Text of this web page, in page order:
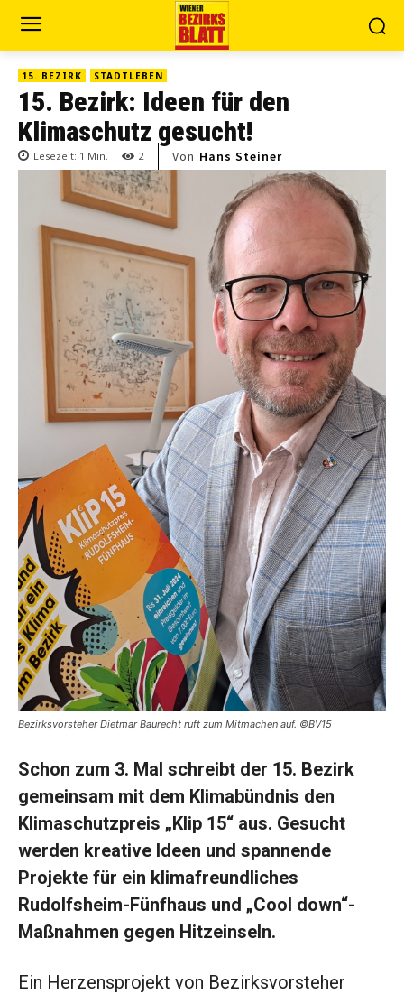
15. BEZIRK STADTLEBEN
15. Bezirk: Ideen für den
Klimaschutz gesucht!
Lesezeit: 1 Min. 2 Von Hans Steiner
Bezirksvorsteher Dietmar Baurecht ruft zum Mitmachen auf. ©BV15
Schon zum 3. Mal schreibt der 15. Bezirk
gemeinsam mit dem Klimabündnis den
Klimaschutzpreis „Klip 15“ aus. Gesucht
werden kreative Ideen und spannende
Projekte für ein klimafreundliches
Rudolfsheim-Fünfhaus und „Cool down“-
Maßnahmen gegen Hitzeinseln.
Ein Herzensprojekt von Bezirksvorsteher